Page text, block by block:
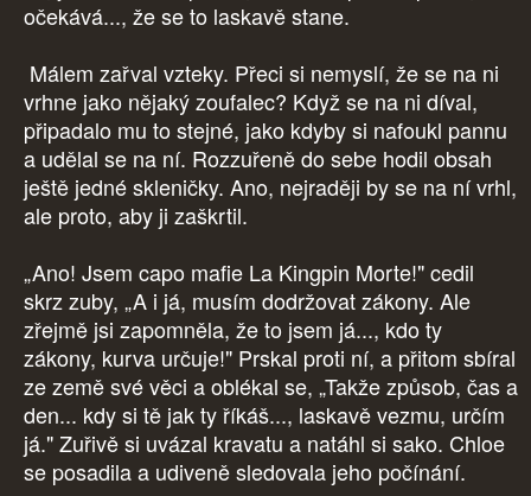
očekává..., že se to laskavě stane.
Málem zařval vzteky. Přeci si nemyslí, že se na ni
vrhne jako nějaký zoufalec? Když se na ni díval,
připadalo mu to stejné, jako kdyby si nafoukl pannu
a udělal se na ní. Rozzuřeně do sebe hodil obsah
ještě jedné skleničky. Ano, nejraději by se na ní vrhl,
ale proto, aby ji zaškrtil.
„Ano! Jsem capo mafie La Kingpin Morte!" cedil
skrz zuby, „A i já, musím dodržovat zákony. Ale
zřejmě jsi zapomněla, že to jsem já..., kdo ty
zákony, kurva určuje!" Prskal proti ní, a přitom sbíral
ze země své věci a oblékal se, „Takže způsob, čas a
den... kdy si tě jak ty říkáš..., laskavě vezmu, určím
já." Zuřivě si uvázal kravatu a natáhl si sako. Chloe
se posadila a udiveně sledovala jeho počínání.